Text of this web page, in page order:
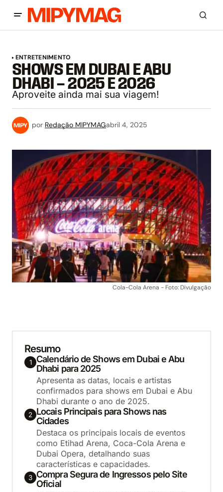
ENTRETENIMENTO
SHOWS EM DUBAI E ABU
DHABI – 2025 E 2026
Aproveite ainda mai sua viagem!
por Redação MIPYMAGabril 4, 2025
Cola-Cola Arena - Foto: Divulgação
Resumo
1
Calendário de Shows em Dubai e Abu
Dhabi para 2025
Apresenta as datas, locais e artistas
confirmados para shows em Dubai e Abu
Dhabi durante o ano de 2025.
2 Locais Principais para Shows nas
Cidades
Destaca os principais locais de eventos
como Etihad Arena, Coca-Cola Arena e
Dubai Opera, detalhando suas
características e capacidades.
3 Compra Segura de Ingressos pelo Site
Oficial